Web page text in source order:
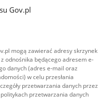
Gov.pl
mogą zawierać adresy skrzynek
odnośnika będącego adresem e-
danych (adres e-mail oraz
w celu przesłania
przetwarzania danych przez
przetwarzania danych